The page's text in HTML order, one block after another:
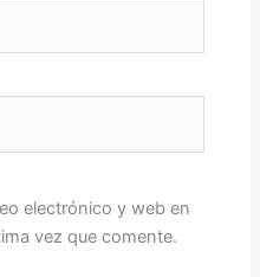
electrónico y web en
vez que comente.